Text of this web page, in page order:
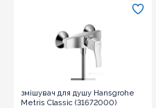
змішувач для душу Hansgrohe
Metris Classic (31672000)